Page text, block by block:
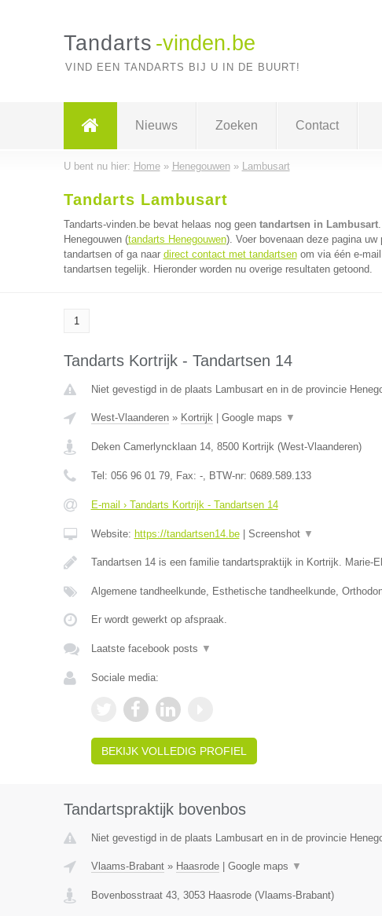
Tandarts -vinden.be
VIND EEN TANDARTS BIJ U IN DE BUURT!
Nieuws Zoeken Contact
U bent nu hier: Home» Henegouwen» Lambusart
Tandarts Lambusart
Tandarts-vinden.be bevat helaas nog geen tandartsen in Lambusart
Henegouwen (tandarts Henegouwen). Voer bovenaan deze pagina
tandartsen of ga naar direct contact met tandartsenom via één e-
tandartsen tegelijk. Hieronder worden nu overige resultaten getoond.
1
Tandarts Kortrijk - Tandartsen 14
Niet gevestigd in de plaats Lambusart en in de provincie
West-Vlaanderen» Kortrijk| Google maps ▼
Deken Camerlyncklaan 14, 8500 Kortrijk(West-Vlaanderen)
Tel: 056 96 01 79, Fax: -, BTW-nr: 0689.589.133
E-mail › Tandarts Kortrijk - Tandartsen 14
Website: https://tandartsen14.be| Screenshot ▼
Tandartsen 14 is een familie tandartspraktijk in Kortrijk. Marie-
Algemene tandheelkunde, Esthetische tandheelkunde,
Er wordt gewerkt op afspraak.
Laatste facebook posts ▼
Sociale media:
BEKIJK VOLLEDIG PROFIEL
Tandartspraktijk bovenbos
Niet gevestigd in de plaats Lambusart en in de provincie
Vlaams-Brabant» Haasrode| Google maps ▼
Bovenbosstraat 43, 3053 Haasrode(Vlaams-Brabant)